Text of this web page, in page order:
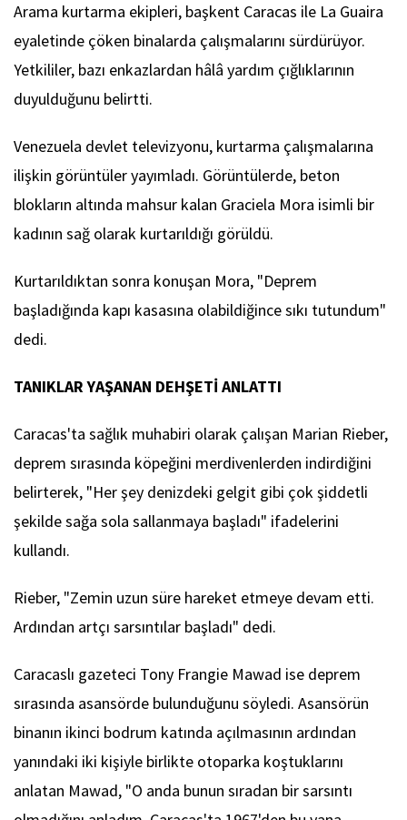
Arama kurtarma ekipleri, başkent Caracas ile La Guaira
eyaletinde çöken binalarda çalışmalarını sürdürüyor.
Yetkililer, bazı enkazlardan hâlâ yardım çığlıklarının
duyulduğunu belirtti.
Venezuela devlet televizyonu, kurtarma çalışmalarına
ilişkin görüntüler yayımladı. Görüntülerde, beton
blokların altında mahsur kalan Graciela Mora isimli bir
kadının sağ olarak kurtarıldığı görüldü.
Kurtarıldıktan sonra konuşan Mora, "Deprem
başladığında kapı kasasına olabildiğince sıkı tutundum"
dedi.
TANIKLAR YAŞANAN DEHŞETİ ANLATTI
Caracas'ta sağlık muhabiri olarak çalışan Marian Rieber,
deprem sırasında köpeğini merdivenlerden indirdiğini
belirterek, "Her şey denizdeki gelgit gibi çok şiddetli
şekilde sağa sola sallanmaya başladı" ifadelerini
kullandı.
Rieber, "Zemin uzun süre hareket etmeye devam etti.
Ardından artçı sarsıntılar başladı" dedi.
Caracaslı gazeteci Tony Frangie Mawad ise deprem
sırasında asansörde bulunduğunu söyledi. Asansörün
binanın ikinci bodrum katında açılmasının ardından
yanındaki iki kişiyle birlikte otoparka koştuklarını
anlatan Mawad, "O anda bunun sıradan bir sarsıntı